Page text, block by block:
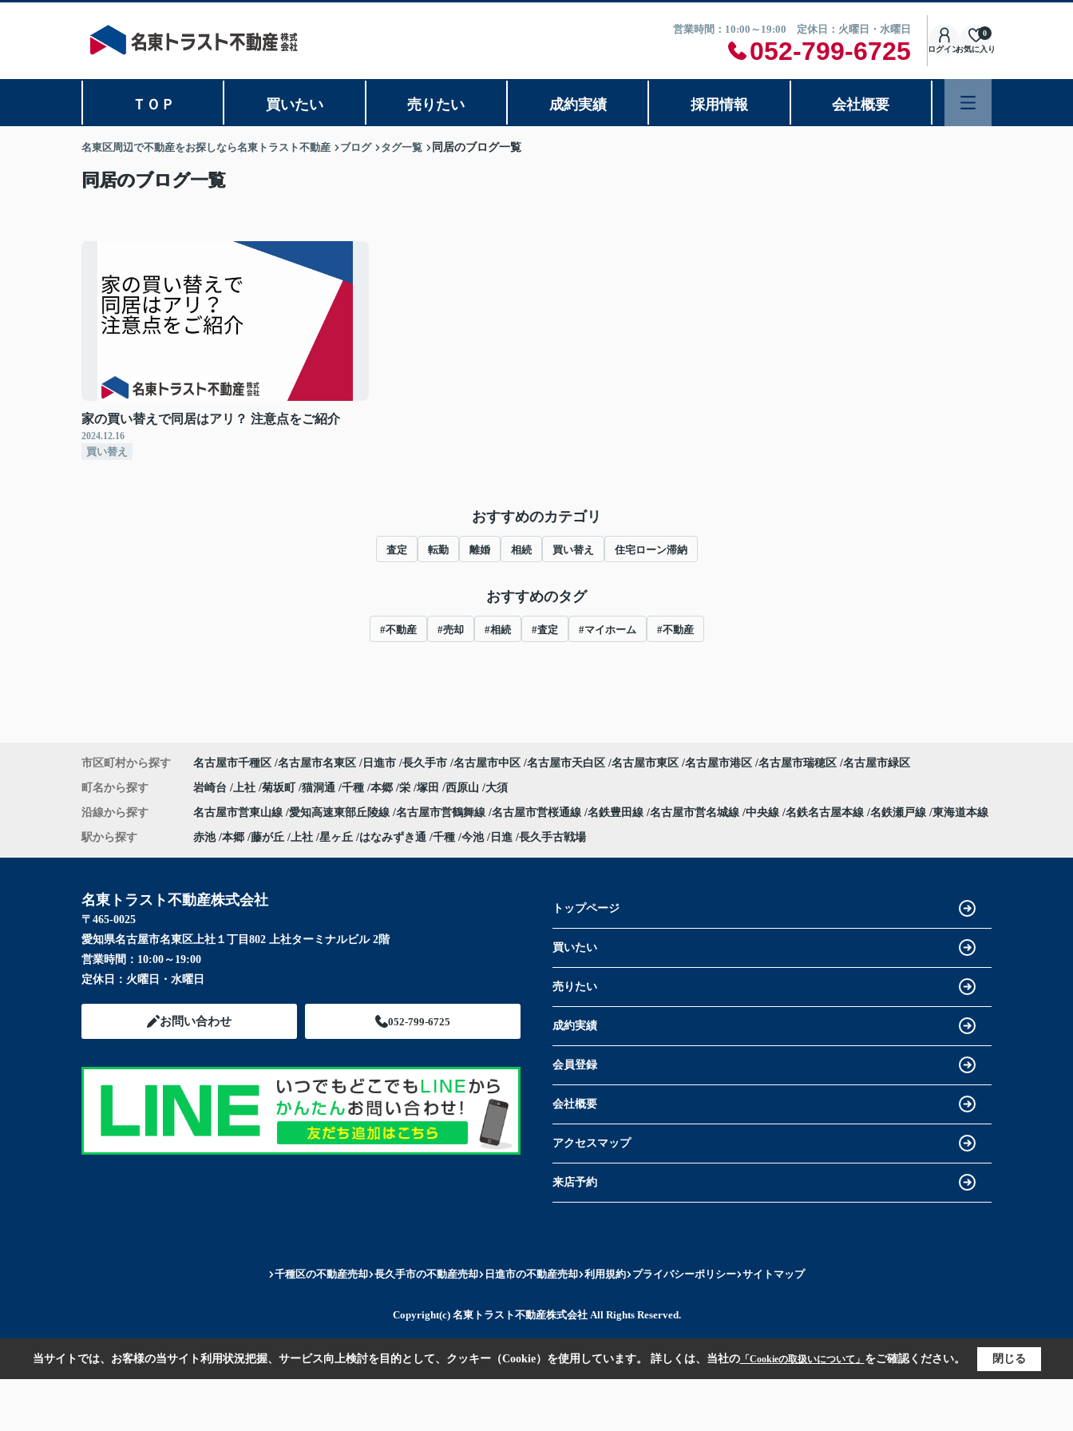
営業時間：10:00～19:00 定休日：火曜日・水曜日
052-799-6725 ログインお気に入り
0
ＴＯＰ 買いたい 売りたい 成約実績 採用情報 会社概要
名東区周辺で不動産をお探しなら名東トラスト不動産 ブログ タグ一覧 同居のブログ一覧
同居のブログ一覧
家の買い替えで同居はアリ？ 注意点をご紹介
2024.12.16
買い替え
おすすめのカテゴリ
査定 転勤 離婚 相続 買い替え 住宅ローン滞納
おすすめのタグ
#不動産 #売却 #相続 #査定 #マイホーム #不動産
市区町村から探す 名古屋市千種区 名古屋市名東区 日進市 長久手市 名古屋市中区 名古屋市天白区 名古屋市東区 名古屋市港区 名古屋市瑞穂区 名古屋市緑区
町名から探す 岩崎台 上社 菊坂町 猫洞通 千種 本郷 栄 塚田 西原山 大須
沿線から探す 名古屋市営東山線 愛知高速東部丘陵線 名古屋市営鶴舞線 名古屋市営桜通線 名鉄豊田線 名古屋市営名城線 中央線 名鉄名古屋本線 名鉄瀬戸線 東海道本線
駅から探す 赤池 本郷 藤が丘 上社 星ヶ丘 はなみずき通 千種 今池 日進 長久手古戦場
名東トラスト不動産株式会社
〒465-0025
愛知県名古屋市名東区上社１丁目802 上社ターミナルビル 2階
営業時間： 10:00～19:00
定休日： 火曜日・水曜日
お問い合わせ 052-799-6725
トップページ
買いたい
売りたい
成約実績
会員登録
会社概要
アクセスマップ
来店予約
千種区の不動産売却 長久手市の不動産売却 日進市の不動産売却 利用規約 プライバシーポリシー サイトマップ
Copyright(c) 名東トラスト不動産株式会社 All Rights Reserved.
当サイトでは、お客様の当サイト利用状況把握、サービス向上検討を目的として、クッキー（Cookie）を使用しています。 詳しくは、当社の「Cookieの取扱いについて」 をご確認ください。 閉じる